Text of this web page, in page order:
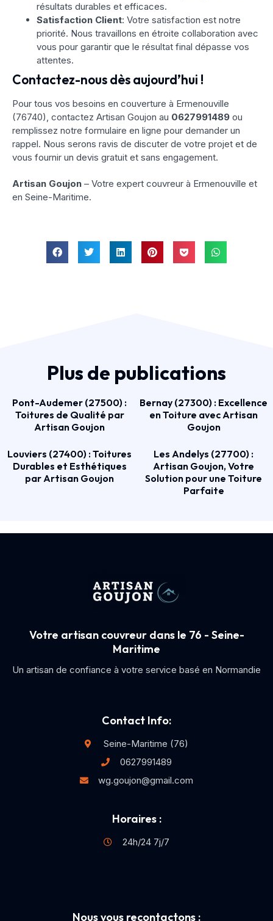
résultats durables et efficaces.
Satisfaction Client: Votre satisfaction est notre
priorité. Nous travaillons en étroite collaboration avec
vous pour garantir que le résultat final dépasse vos
attentes.
Contactez-nous dès aujourd’hui !
Pour tous vos besoins en couverture à Ermenouville
(76740), contactez Artisan Goujon au 0627991489 ou
remplissez notre formulaire en ligne pour demander un
rappel. Nous serons ravis de discuter de votre projet et de
vous fournir un devis gratuit et sans engagement.
Artisan Goujon – Votre expert couvreur à Ermenouville et
en Seine-Maritime.
Plus de publications
Pont-Audemer (27500) :
Toitures de Qualité par
Artisan Goujon
Bernay (27300) : Excellence
en Toiture avec Artisan
Goujon
Louviers (27400) : Toitures
Durables et Esthétiques
par Artisan Goujon
Les Andelys (27700) :
Artisan Goujon, Votre
Solution pour une Toiture
Parfaite
Votre artisan couvreur dans le 76 - Seine-
Maritime
Un artisan de confiance à votre service basé en Normandie
Contact Info:
Seine-Maritime (76)
0627991489
wg.goujon@gmail.com
Horaires :
24h/24 7j/7
Nous vous recontactons :